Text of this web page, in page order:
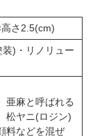
さ2.5(cm)
)・リノリュー
亜麻と呼ばれる
松ヤニ(ロジン)
料などを混ぜ